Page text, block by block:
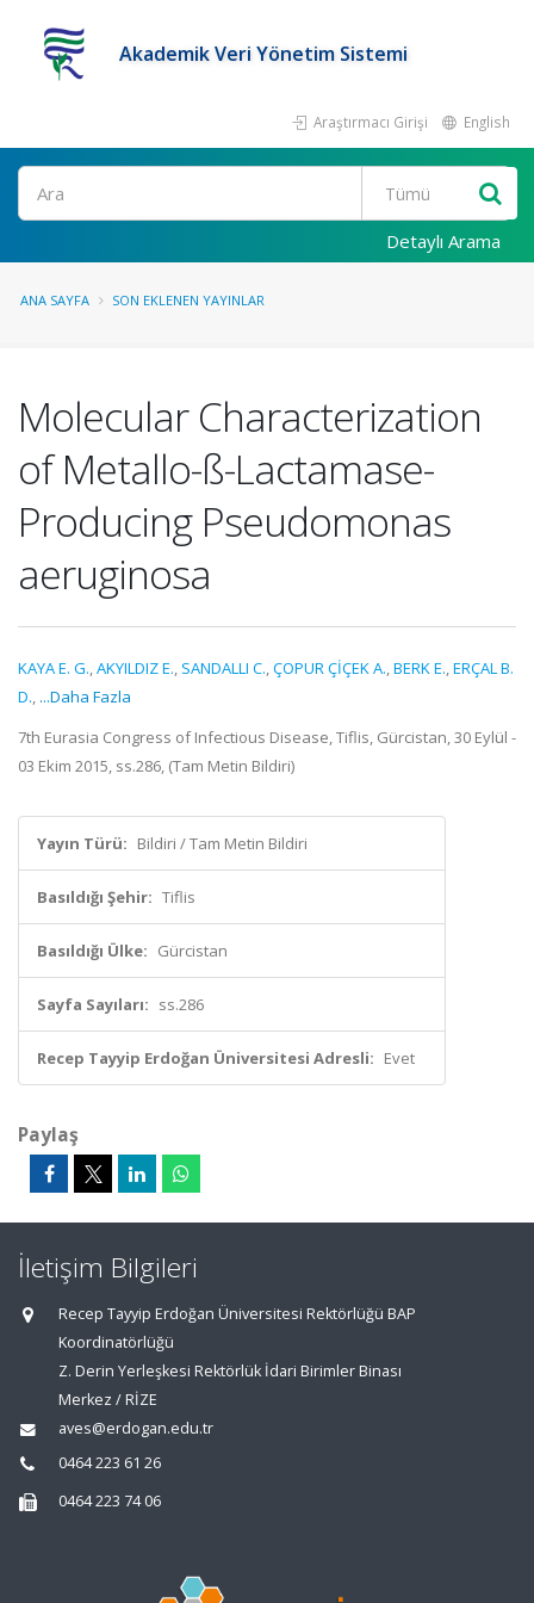
Akademik Veri Yönetim Sistemi
Araştırmacı Girişi English
Ara
Detaylı Arama
ANA SAYFA SON EKLENEN YAYINLAR
Molecular Characterization
of Metallo-ß-Lactamase-
Producing Pseudomonas
aeruginosa
KAYA E. G.,AKYILDIZ E., SANDALLI C.,ÇOPUR ÇİÇEK A.,BERK E.,ERÇAL B.
D., ...Daha Fazla
7th Eurasia Congress of Infectious Disease, Tiflis, Gürcistan, 30 Eylül -
03 Ekim 2015, ss.286, (Tam Metin Bildiri)
Yayın Türü: Bildiri / Tam Metin Bildiri
Basıldığı Şehir: Tiflis
Basıldığı Ülke: Gürcistan
Sayfa Sayıları: ss.286
Recep Tayyip Erdoğan Üniversitesi Adresli: Evet
Paylaş
İletişim Bilgileri
Recep Tayyip Erdoğan Üniversitesi Rektörlüğü BAP
Koordinatörlüğü
Z. Derin Yerleşkesi Rektörlük İdari Birimler Binası
Merkez / RİZE
aves@erdogan.edu.tr
0464 223 61 26
0464 223 74 06